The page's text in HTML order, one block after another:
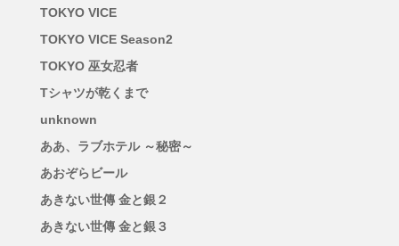
TOKYO VICE
TOKYO VICE Season2
TOKYO 巫女忍者
Tシャツが乾くまで
unknown
ああ、ラブホテル ～秘密～
あおぞらビール
あきない世傳 金と銀２
あきない世傳 金と銀３